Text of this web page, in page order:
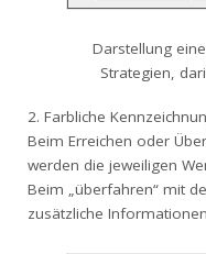
Darstellung
Strategien,
2. Farbliche
Beim Erreichen oder
werden die jeweiligen
Beim „überfahren“ mit
zusätzliche